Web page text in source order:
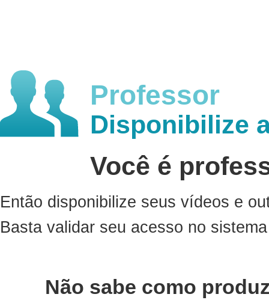
Professor
Disponibilize
Você é
Então disponibilize seus vídeos e
Basta validar seu acesso no
Não sabe como